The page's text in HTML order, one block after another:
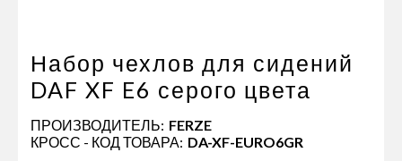
Оснащение прицепов
Автономное отопление и
кондиционировани
Стяжные ремни и тросы
Набор чехлов для сидений
DAF XF E6 серого цвета
ПРОИЗВОДИТЕЛЬ: FERZE
КРОСС - КОД ТОВАРА: DA-XF-EURO6GR